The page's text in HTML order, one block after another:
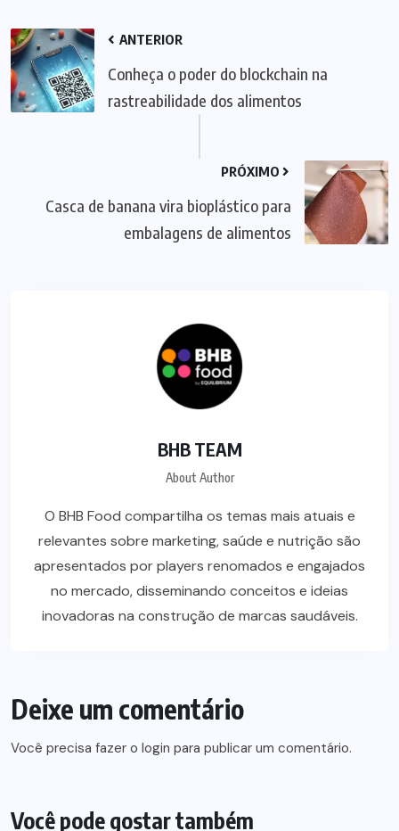
ANTERIOR
Conheça o poder do blockchain na
rastreabilidade dos alimentos
PRÓXIMO
Casca de banana vira bioplástico para
embalagens de alimentos
BHB TEAM
About Author
O BHB Food compartilha os temas mais atuais e
relevantes sobre marketing, saúde e nutrição são
apresentados por players renomados e engajados
no mercado, disseminando conceitos e ideias
inovadoras na construção de marcas saudáveis.
Deixe um comentário
Você precisa fazer o login para publicar um comentário.
Você pode gostar também